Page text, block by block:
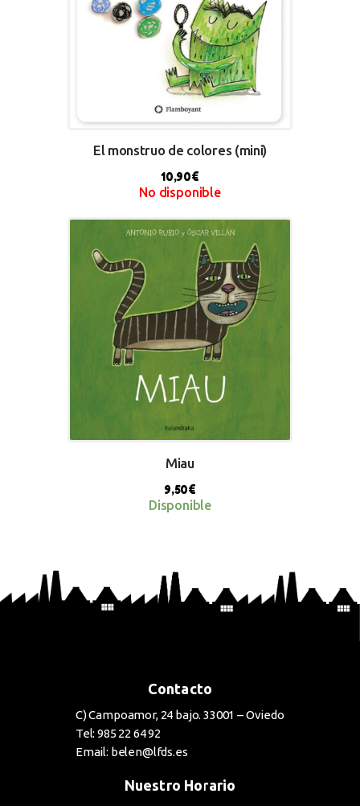
BUY NOW
El monstruo de colores (mini)
10,90€
No disponible
Miau
9,50€
Disponible
Contacto
C) Campoamor, 24 bajo. 33001 – Oviedo
Tel: 985 22 64 92
Email: belen@lfds.es
Nuestro Horario